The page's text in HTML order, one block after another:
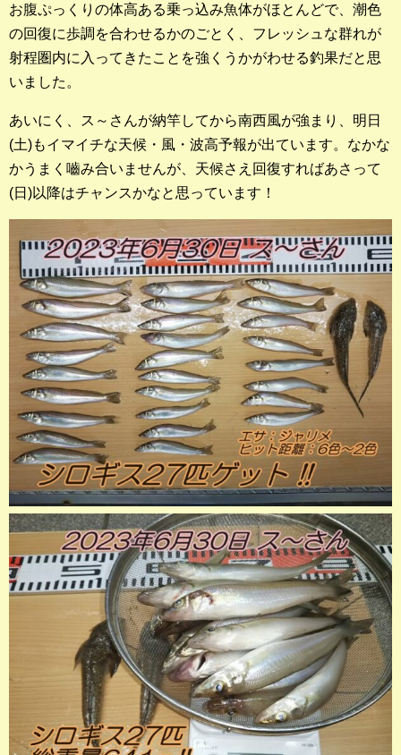
お腹ぷっくりの体高ある乗っ込み魚体がほとんどで、潮色
の回復に歩調を合わせるかのごとく、フレッシュな群れが
射程圏内に入ってきたことを強くうかがわせる釣果だと思
いました。
あいにく、ス～さんが納竿してから南西風が強まり、明日
(土)もイマイチな天候・風・波高予報が出ています。なかな
かうまく嚙み合いませんが、天候さえ回復すればあさって
(日)以降はチャンスかなと思っています！